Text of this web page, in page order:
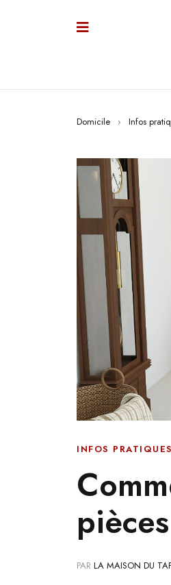
Domicile › Infos
INFOS PRATIQUES
PAR LA MAISON DU